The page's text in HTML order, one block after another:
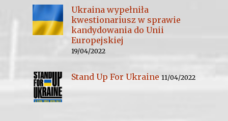
Ukraina wypełniła
kwestionariusz w sprawie
kandydowania do Unii
Europejskiej
19/04/2022
Stand Up For Ukraine 11/04/2022